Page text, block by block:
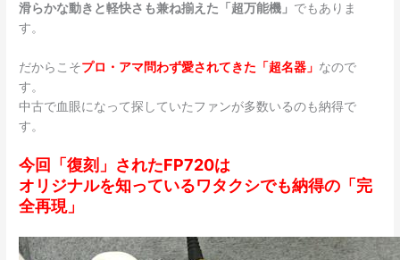
滑らかな動きと軽快さも兼ね揃えた「超万能機」 でもありま
す。
だからこそプロ・アマ問わず愛されてきた「超名器」 なので
す。
中古で血眼になって探していたファンが多数いるのも納得で
す。
今回「復刻」されたFP720は
オリジナルを知っているワタクシでも納得の「完
全再現」